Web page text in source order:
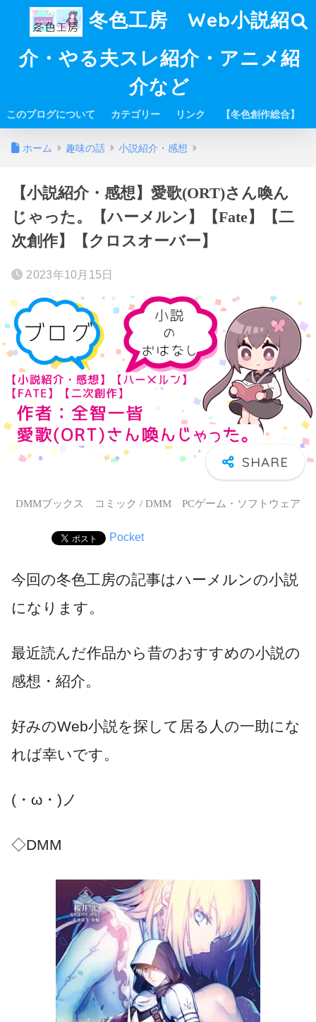
冬色工房 Web小説紹
介・やる夫スレ紹介・アニメ紹
介など
このブログについて カテゴリー リンク 【冬色創作総合】
ホーム 趣味の話 小説紹介・感想
【小説紹介・感想】愛歌(ORT)さん喚ん
じゃった。【ハーメルン】【Fate】【二
次創作】【クロスオーバー】
2023年10月15日
DMMブックス コミック / DMM PCゲーム・ソフトウェア
Pocket
今回の冬色工房の記事はハーメルンの小説
になります。
最近読んだ作品から昔のおすすめの小説の
感想・紹介。
好みのWeb小説を探して居る人の一助にな
れば幸いです。
(・ω・)ノ
◇DMM